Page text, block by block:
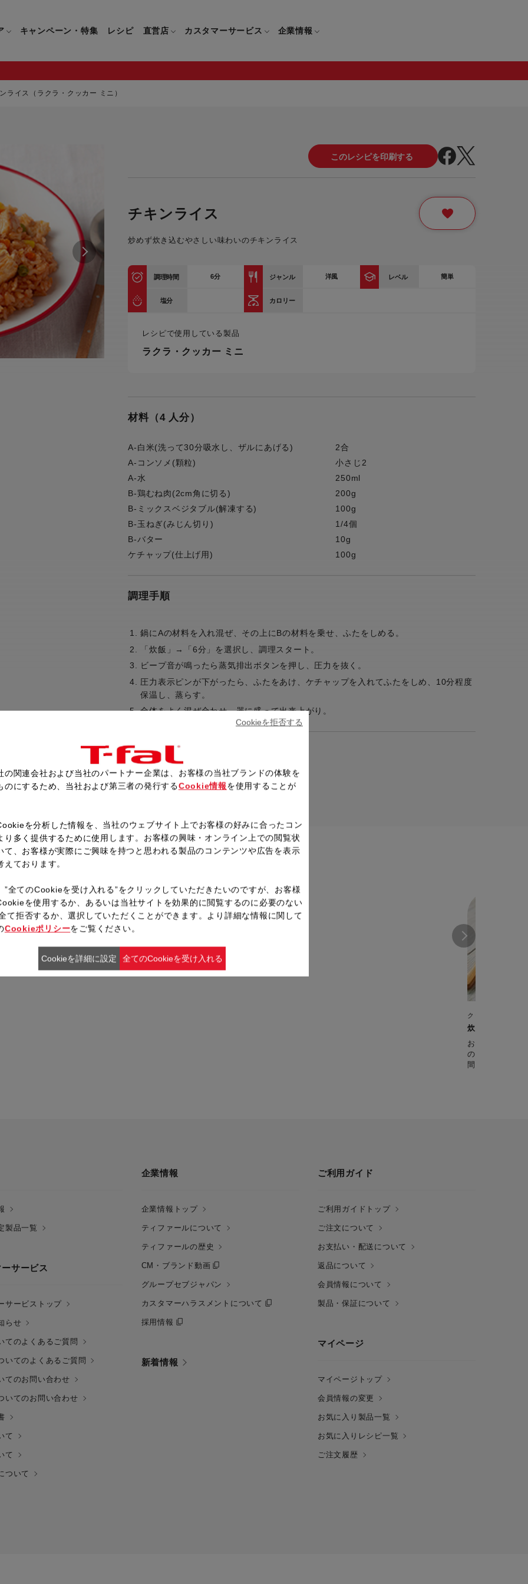
ン・鍋
パン・鍋
イパン・鍋
ル
力鍋
気圧力鍋
保存容器
ドリンクウェア
キッチンツール
カトラリー
炊飯器
すべての炊飯器
すべてのアイロン・衣類スチーマー
衣類スチーマー専用タイプ(1way)
スチームアイロン
フードプロセッサー
トースター
電気圧力鍋
生活家電
終売製品一覧
キッチンナイフ(包丁)一覧
マルチみじん切り器一覧
保存容器一覧
ドリンクウェア一覧
キッチンツール一覧
カトラリー一覧
炊飯器一覧
すべての炊飯器一覧
すべてのアイロン・衣類スチーマー
衣類スチーマーアイロン兼用タイプ
衣類スチーマー専用タイプ(1way)一
ハンドブレンダー一覧
フードプロセッサー一覧
トースター一覧
電気圧力鍋一覧
生活家電一覧
ギフト・プレゼント特集
キャンペーン・特集 レシピ 直営店 カスタマーサービス
製品についてのよくあるご質問
ご購入についてのよくあるご質問
ティファール会員に関するよくある
ご質問
保証について
企業情報
グループセブジャパン
カスタマーハラスメント
について
採用情報
ライス（ラクラ・クッカー ミニ）
チキンライス
炒めず炊き込むやさしい味わいのチキンライス
調理時間 6分 ジャンル 洋風 レベル 簡単
塩分 カロリー
レシピで使用している製品
ラクラ・クッカー ミニ
材料（4 人分）
A-白米(洗って30分吸水し、ザルにあげる)
2合
A-コンソメ(顆粒)
小さじ2
A-水
250ml
B-鶏むね肉(2cm角に切る)
200g
B-ミックスベジタブル(解凍する)
100g
B-玉ねぎ(みじん切り)
1/4個
B-バター
10g
ケチャップ(仕上げ用)
100g
調理手順
鍋にAの材料を入れ混ぜ、その上にBの材料を乗せ、ふたをしめる。
「炊飯」→「6分」を選択し、調理スタート。
ビープ音が鳴ったら蒸気排出ボタンを押し、圧力を抜く。
圧力表示ピンが下がったら、ふたをあけ、ケチャップを入れてふたをしめ、10分程度
保温し、蒸らす。
全体をよく混ぜ合わせ、器に盛って出来上がり。
レシピ一覧へ戻る
クックフォーミー
炊き込みチキン
お米にしっかり
のうま味も逃さず
間：5分】
製品一覧
サービス
サービストップ
らせ
てのよくあるご質問
いてのよくあるご質問
てのお問い合わせ
いてのお問い合わせ
て
て
ついて
企業情報
企業情報トップ
ティファールについて
ティファールの歴史
CM・ブランド動画
グループセブジャパン
カスタマーハラスメントについて
採用情報
新着情報
ご利用ガイド
ご利用ガイドトップ
ご注文について
お支払い・配送について
返品について
会員情報について
製品・保証について
マイページ
マイページトップ
会員情報の変更
お気に入り製品一覧
お気に入りレシピ一覧
ご注文履歴
の関連会社および当社のパートナー企業は、お客様の当社ブランドの体験を
のにするため、当社および第三者の発行するCookie情報 を使用することが
を分析した情報を、当社のウェブサイト上でお客様の好みに合ったコン
り多く提供するために使用します。お客様の興味・オンライン上での閲覧状
て、お客様が実際にご興味を持つと思われる製品のコンテンツや広告を表示
えております。
”全てのCookieを受け入れる”をクリックしていただきたいのですが、お客様
を使用するか、あるいは当社サイトを効果的に閲覧するのに必要のない
て拒否するか、選択していただくことができます。より詳細な情報に関して
Cookieポリシーをご覧ください。
Cookieを拒否する
Cookieを詳細に設定 全てのCookieを受け入れる